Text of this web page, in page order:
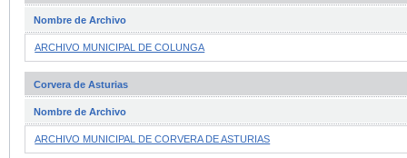
Nombre de Archivo
ARCHIVO MUNICIPAL DE COLUNGA
Corvera de Asturias
Nombre de Archivo
ARCHIVO MUNICIPAL DE CORVERA DE ASTURIAS